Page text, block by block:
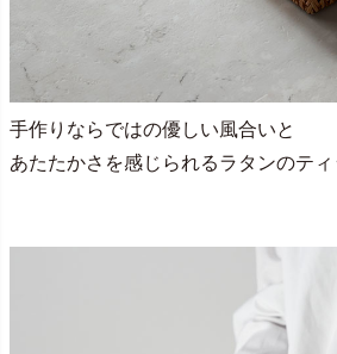
手作りならではの優しい風合いと
あたたかさを感じられるラタンのティ